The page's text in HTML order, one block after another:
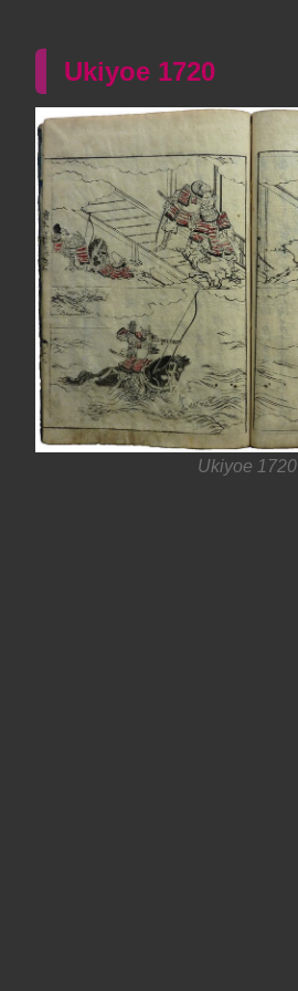
Ukiyoe 1720
Ukiyoe 1720